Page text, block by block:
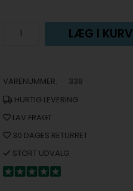
LÆG I KURV
VARENUMMER:
338
HURTIG LEVERING
LAV FRAGT
30 DAGES RETURRET
STORT UDVALG